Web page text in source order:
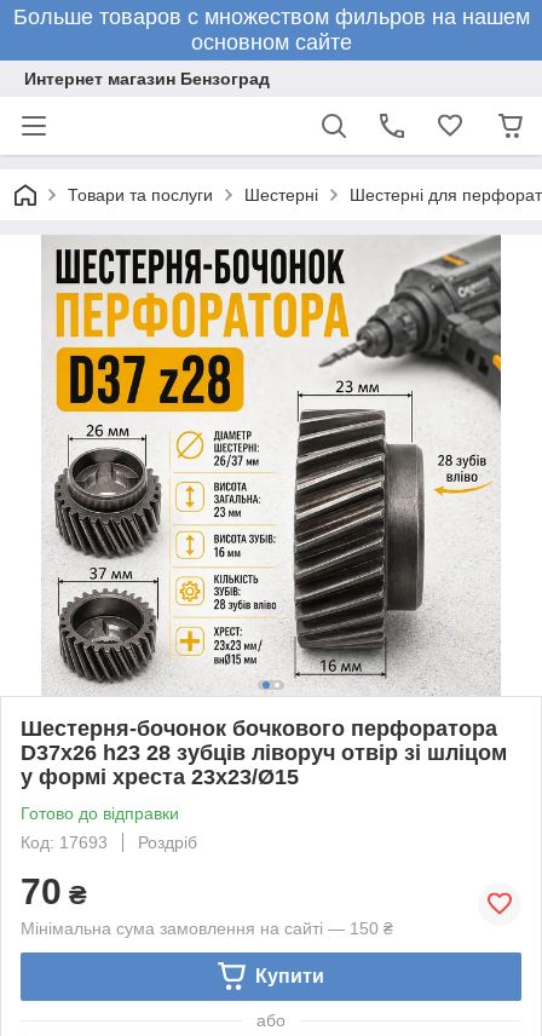
Больше товаров с множеством фильров на нашем
основном сайте
Интернет магазин Бензоград
Товари та послуги Шестерні Шестерні для
Шестерня-бочонок бочкового перфоратора
D37x26 h23 28 зубців ліворуч отвір зі шліцом
у формі хреста 23х23/Ø15
Готово до відправки
Код: 17693
Роздріб
70 ₴
Мінімальна сума замовлення на сайті — 150 ₴
Купити
або